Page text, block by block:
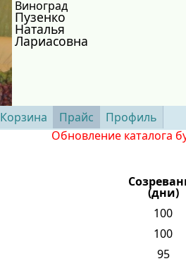
Виноград
Пузенко
Наталья
Лариасовна
Корзина Прайс
Профиль
Обновление каталога
(дни)
100
100
95